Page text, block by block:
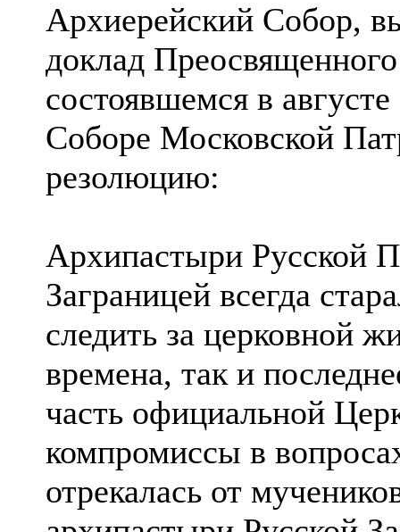
Архиерейский Собор,
доклад
состоявшемся в
Соборе Московской
резолюцию:
Архипастыри Русской
Заграницей всегда
следить за церковной
времена, так и
часть официальной
компромиссы в
отрекалась от